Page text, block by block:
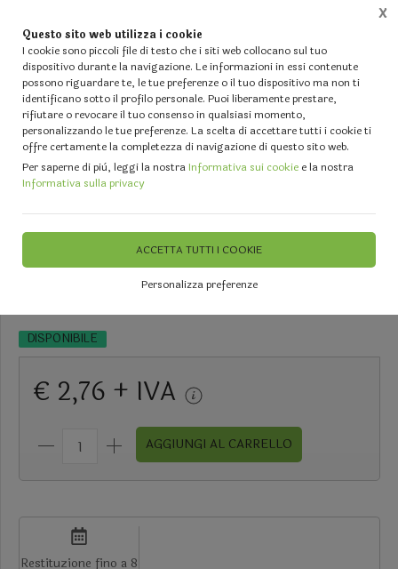
Questo sito web utilizza i cookie
I cookie sono piccoli file di testo che i siti web collocano sul tuo
dispositivo durante la navigazione. Le informazioni in essi contenute
possono riguardare te, le tue preferenze o il tuo dispositivo ma non ti
identificano sotto il profilo personale. Puoi liberamente prestare,
rifiutare o revocare il tuo consenso in qualsiasi momento,
personalizzando le tue preferenze. La scelta di accettare tutti i cookie ti
offre certamente la completezza di navigazione di questo sito web.
Per saperne di più, leggi la nostraInformativa sui cookie e la nostra
Informativa sulla privacy
ACCETTA TUTTI I COOKIE
Personalizza preferenze
X
Home Vetrina SCATOLE PER BOMBONIERE Sacchetti - Nastri - Fiori e Decori diversi
Scatolina rotonda in plastica per
bomboniera dm. 85 mm Sconti
per Fioristi, Wedding e Aziende
Tempi di Consegna: 2/3 giorni lavorativi
DISPONIBILE
€ 2,76 + IVA
AGGIUNGI AL CARRELLO
Restituzione fino a 8